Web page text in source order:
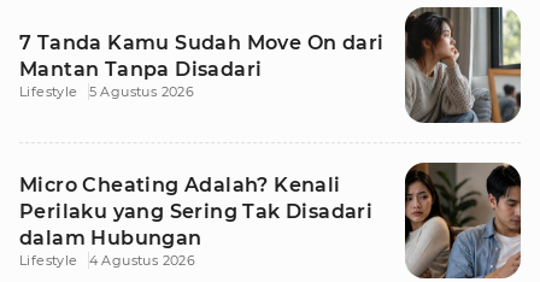
7 Tanda Kamu Sudah Move On dari
Mantan Tanpa Disadari
Lifestyle 5 Agustus 2026
Micro Cheating Adalah? Kenali
Perilaku yang Sering Tak Disadari
dalam Hubungan
Lifestyle 4 Agustus 2026